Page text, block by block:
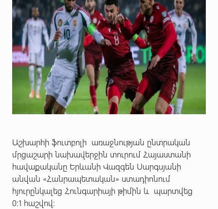
Աշխարհի ֆուտբոլի առաջնության ընտրական
մրցաշարի նախավերջին տուրում Հայաստանի
հավաքականը Երևանի Վազգեն Սարգսյանի
անվան «Հանրապետական» ստադիոնում
հյուրընկալեց Հունգարիայի թիմին և պարտվեց
0:1 հաշվով: